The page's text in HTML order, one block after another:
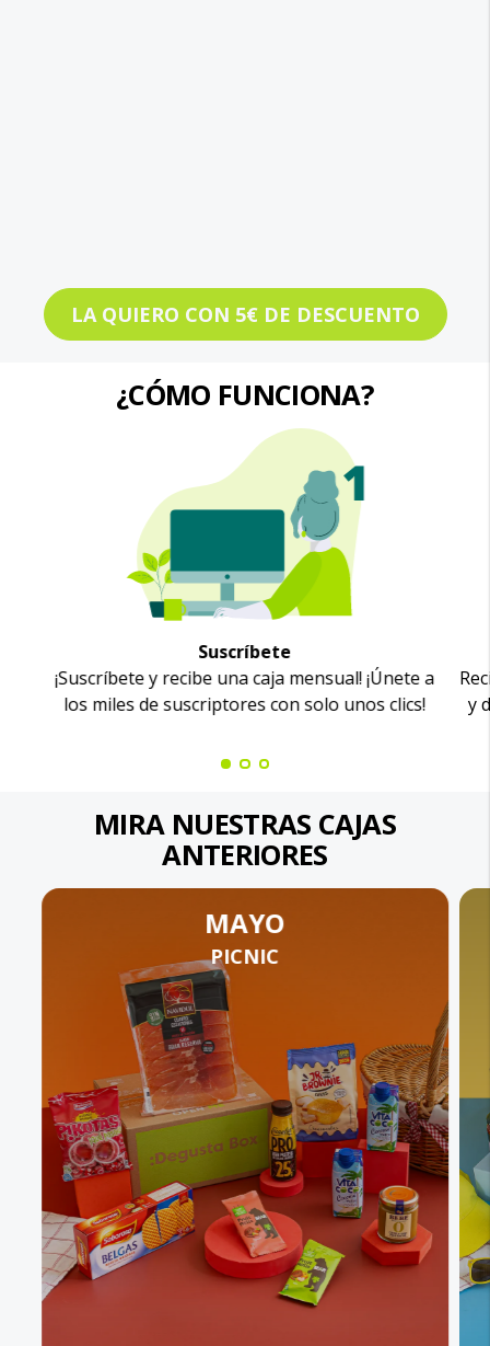
LA QUIERO CON 5€ DE DESCUENTO
¿CÓMO FUNCIONA?
Suscríbete
¡Suscríbete y recibe una caja mensual! ¡Únete a
los miles de suscriptores con solo unos clics!
y
MIRA NUESTRAS CAJAS
ANTERIORES
MAYO
PICNIC